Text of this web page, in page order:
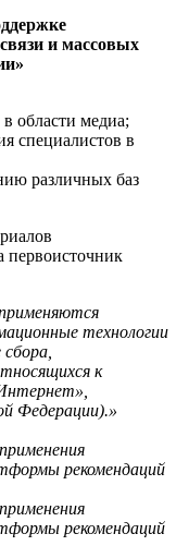
и массовых
области медиа;
специалистов в
различных баз
первоисточник
технологии
к
Федерации).»
рекомендаций
рекомендаций